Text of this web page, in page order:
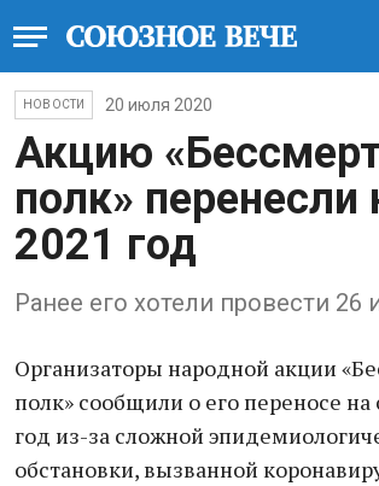
НОВОСТИ 20 июля 2020
Акцию
полк» перенесли
2021 год
Ранее его хотели провести 26
Организаторы народной акции
полк» сообщили о его переносе
год из-за сложной
обстановки, вызванной